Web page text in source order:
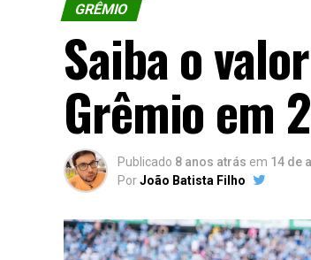
GRÊMIO
Saiba o
Grêmio em
Publicado 8 anos atrás em 14 de
PorJoão Batista Filho